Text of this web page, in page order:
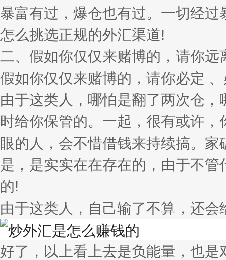
暴富有过，爆仓也有过。一切经
怎么挑选正规的外汇渠道!
二、假如你仅仅来赌博的，请你远
假如你仅仅来赌博的，请你必定
由于这类人，哪怕是翻了两次仓
时给你保管的。一起，很有或许
眼的人，会不惜借钱来持续搞。
是，是实实在在存在的，由于不
的!
由于这类人，自己输了不算，还
好了，以上看上去是负能量，也